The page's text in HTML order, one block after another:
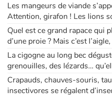
Les mangeurs de viande
Attention, girafon ! Les lions
Quel est ce grand rapace qui
d’une proie ? Mais c’est
La cigogne au long bec
grenouilles, des lézards…
Crapauds, chauves-souris,
insectivores se régalent